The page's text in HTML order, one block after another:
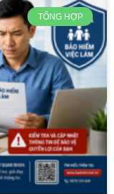
TỔNG HỢP